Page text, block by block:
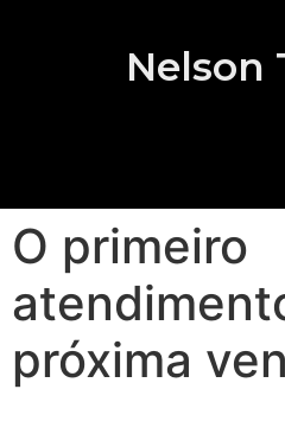
Nelson
O primeiro
próxima